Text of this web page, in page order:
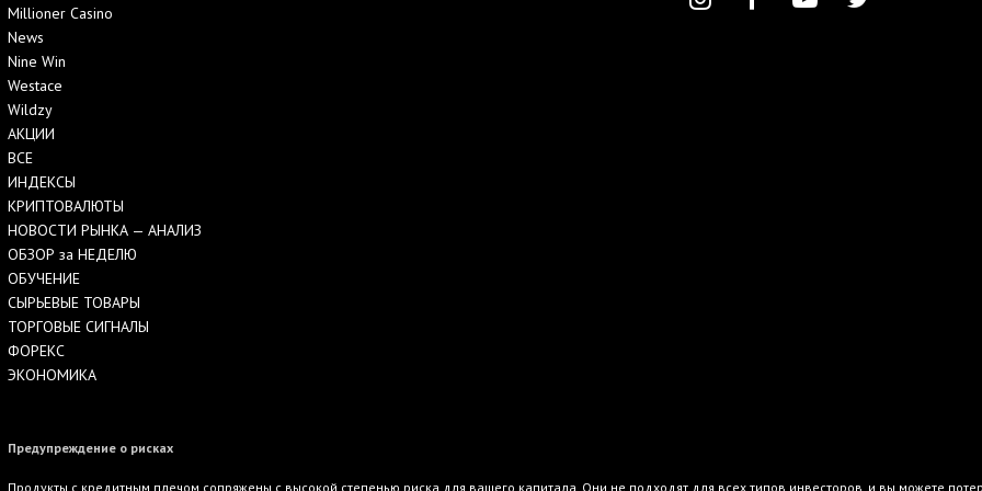
Millioner Casino
News
Nine Win
Westace
Wildzy
АКЦИИ
ВСЕ
ИНДЕКСЫ
КРИПТОВАЛЮТЫ
НОВОСТИ РЫНКА — АНАЛИЗ
ОБЗОР за НЕДЕЛЮ
ОБУЧЕНИЕ
СЫРЬЕВЫЕ ТОВАРЫ
ТОРГОВЫЕ СИГНАЛЫ
ФОРЕКС
ЭКОНОМИКА
Предупреждение о рисках
Продукты с кредитным плечом сопряжены с высокой степенью риска для вашего капитала. Они не подходят для всех типов инвесторов, и вы можете